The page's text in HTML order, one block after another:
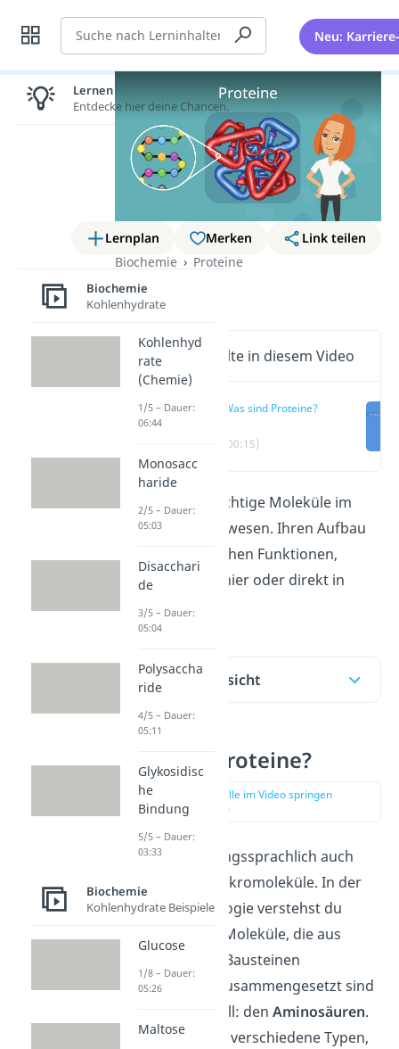
Suche Neu:
Lernplan Merken
Link teilen
Biochemie
Proteine
Proteine
Wichtige Inhalte in diesem Video
Was sind Proteine?
(00:15)
Proteine sind wichtige Moleküle im
Körper von Lebewesen. Ihren Aufbau
und ihre zahlreichen Funktionen,
erklären wir dir hier oder direkt in
unserem Video!
Inhaltsübersicht
Was sind Proteine?
zur Stelle im Video springen
(00:15)
Proteine
(umgangssprachlich auch
Eiweiße) sind Makromoleküle. In der
Chemie und Biologie verstehst du
darunter große Moleküle, die aus
vielen kleineren Bausteinen
(Monomeren
) zusammengesetzt sind
— in unserem Fall: den Aminosäuren.
Davon gibt es 20 verschiedene Typen,
Lernen lohnt sich!
Entdecke hier deine Chancen.
Biochemie
Kohlenhydrate
Kohlenhyd
rate
(Chemie)
1/5 – Dauer:
06:44
Monosacc
haride
2/5 – Dauer:
05:03
Disacchari
de
3/5 – Dauer:
05:04
Polysaccha
ride
4/5 – Dauer:
05:11
Glykosidisc
he
Bindung
5/5 – Dauer:
03:33
Biochemie
Kohlenhydrate Beispiele
Glucose
1/8 – Dauer:
05:26
Maltose